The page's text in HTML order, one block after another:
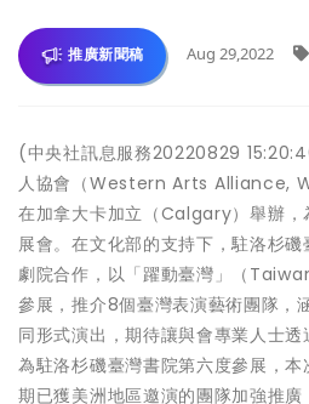
推廣新聞稿 Aug 29,2022
(中央社訊息服務20220829
人協會（Western Arts Alliance,
在加拿大卡加立（Calgary）舉辦，
展會。在文化部的支持下，駐洛杉
劇院合作，以「躍動臺灣」（
參展，推介8個臺灣表演藝術團隊，
同形式演出，期待讓與會專業人士
為駐洛杉磯臺灣書院第六度參展，
期已獲美洲地區邀演的團隊加強推